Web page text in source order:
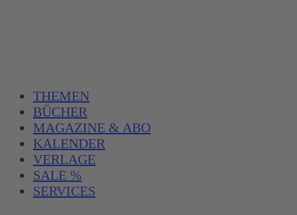
THEMEN
BÜCHER
MAGAZINE & ABO
KALENDER
VERLAGE
SALE %
SERVICES